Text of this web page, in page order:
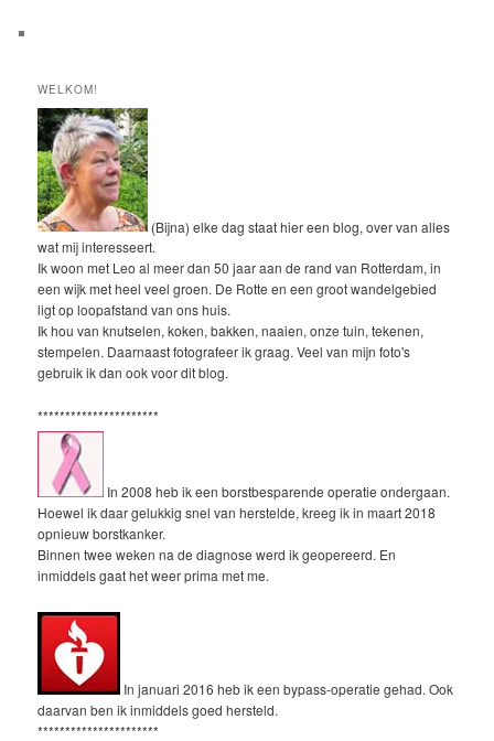
WELKOM!
(Bijna) elke dag staat hier een blog, over van alles
wat mij interesseert.
Ik woon met Leo al meer dan 50 jaar aan de rand van Rotterdam, in
een wijk met heel veel groen. De Rotte en een groot wandelgebied
ligt op loopafstand van ons huis.
Ik hou van knutselen, koken, bakken, naaien, onze tuin, tekenen,
stempelen. Daarnaast fotografeer ik graag. Veel van mijn foto's
gebruik ik dan ook voor dit blog.
**********************
In 2008 heb ik een borstbesparende operatie ondergaan.
Hoewel ik daar gelukkig snel van herstelde, kreeg ik in maart 2018
opnieuw borstkanker.
Binnen twee weken na de diagnose werd ik geopereerd. En
inmiddels gaat het weer prima met me.
In januari 2016 heb ik een bypass-operatie gehad. Ook
daarvan ben ik inmiddels goed hersteld.
**********************